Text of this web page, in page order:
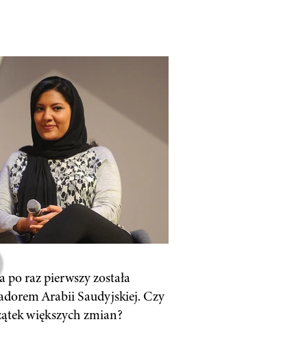
po raz pierwszy została
Arabii Saudyjskiej. Czy
większych zmian?